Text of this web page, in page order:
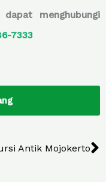
menghubungi
7333
Antik Mojokerto